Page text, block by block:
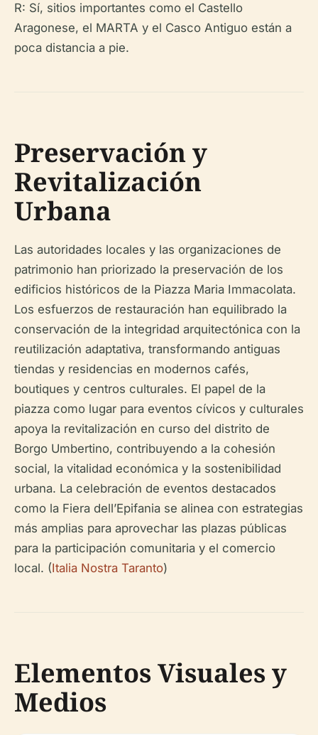
R: Sí, sitios importantes como el Castello
Aragonese, el MARTA y el Casco Antiguo están a
poca distancia a pie.
Preservación y
Revitalización
Urbana
Las autoridades locales y las organizaciones de
patrimonio han priorizado la preservación de los
edificios históricos de la Piazza Maria Immacolata.
Los esfuerzos de restauración han equilibrado la
conservación de la integridad arquitectónica con la
reutilización adaptativa, transformando antiguas
tiendas y residencias en modernos cafés,
boutiques y centros culturales. El papel de la
piazza como lugar para eventos cívicos y culturales
apoya la revitalización en curso del distrito de
Borgo Umbertino, contribuyendo a la cohesión
social, la vitalidad económica y la sostenibilidad
urbana. La celebración de eventos destacados
como la Fiera dell’Epifania se alinea con estrategias
más amplias para aprovechar las plazas públicas
para la participación comunitaria y el comercio
local. (Italia Nostra Taranto)
Elementos Visuales y
Medios